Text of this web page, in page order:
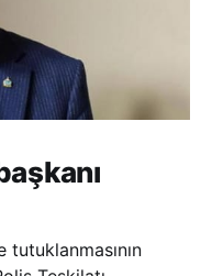
tutuklanmasının